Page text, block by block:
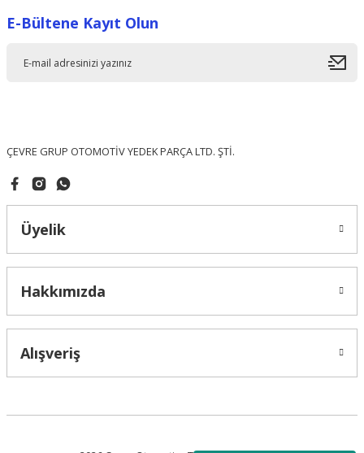
Ürün resmi kalitesiz, bozuk veya görüntülenemiyor.
E-Bültene Kayıt Olun
ÇEVRE GRUP OTOMOTİV YEDEK PARÇA LTD. ŞTİ.
Üyelik
Hakkımızda
Alışveriş